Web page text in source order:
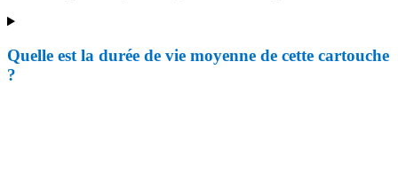
Quelle est la durée de vie moyenne de cette cartouche
?